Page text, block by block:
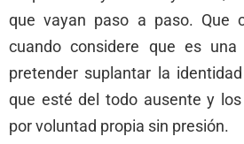
que vayan paso a paso. Que
cuando considere que es
pretender suplantar la
que esté del todo ausente y
por voluntad propia sin presión.